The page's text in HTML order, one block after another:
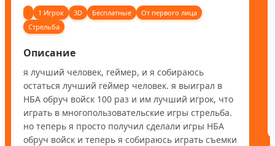
1 Игрок 3D Бесплатные
От первого лица
Стрельба
Описание
я лучший человек, геймер, и я собираюсь
остаться лучший геймер человек. я выиграл в
НБА обруч войск 100 раз и им лучший игрок, что
играть в многопользовательские игры стрельба.
но теперь я просто получил сделали игры НБА
обруч войск и теперь я собираюсь играть съемки